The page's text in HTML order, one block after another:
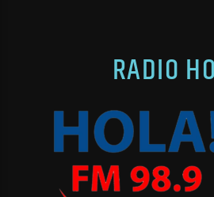
RADIO